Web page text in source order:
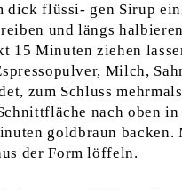
flüssi- gen Sirup
und längs
15 Minuten ziehen
Milch,
zum Schluss
nach oben
goldbraun backen.
der Form löffeln.